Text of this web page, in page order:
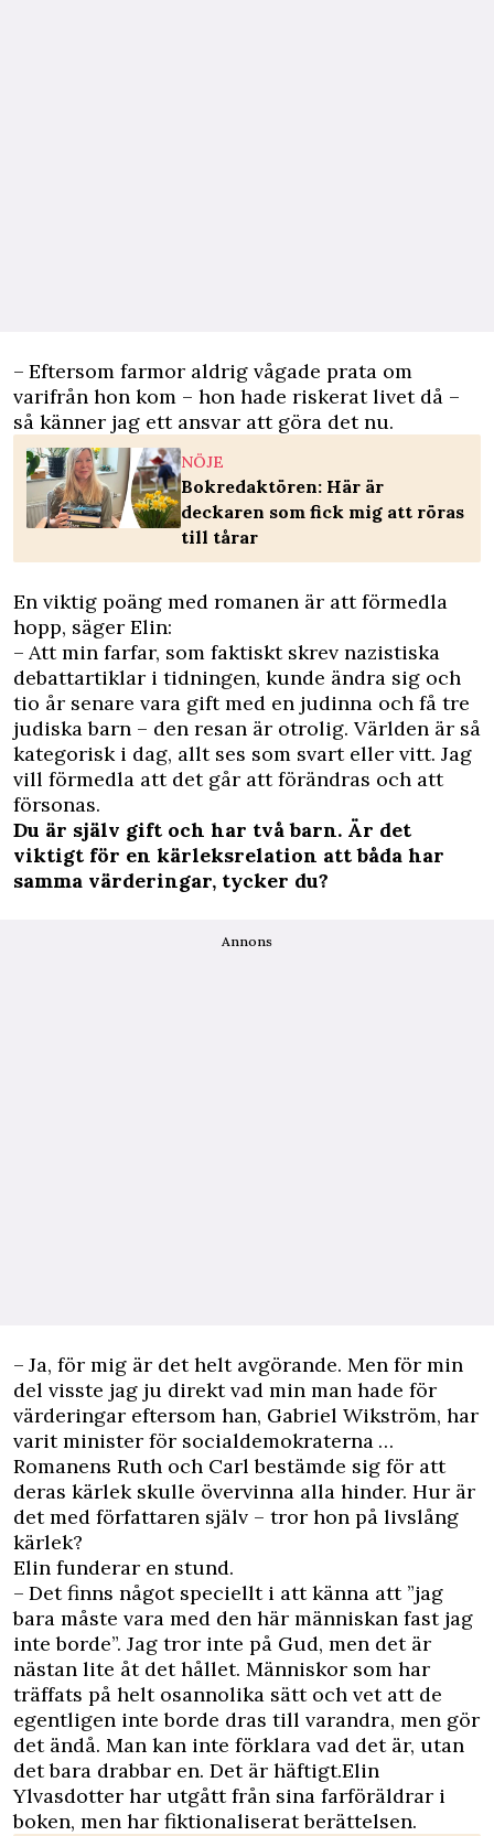
– Eftersom farmor aldrig vågade prata om
varifrån hon kom – hon hade riskerat ­livet då –
så känner jag ett ­ansvar att göra det nu.
NÖJE
Bokredaktören: Här är
deckaren som fick mig att röras
till tårar
En viktig poäng med romanen är att förmedla
hopp, ­säger Elin:
– Att min farfar, som faktiskt skrev nazistiska
debattartiklar i tidningen, kunde ändra sig och
tio år senare vara gift med en judinna och få tre
judiska barn – den ­resan är otrolig. Världen är så
kategorisk i dag, allt ses som svart eller vitt. Jag
vill ­förmedla att det går att förändras och att
försonas.
Du är själv gift och har två barn. Är det
viktigt för en kärleksrelation att båda har
samma värderingar, tycker du?
Annons
– Ja, för mig är det helt avgörande. Men för min
del ­visste jag ju direkt vad min man hade för
värderingar ­eftersom han, Gabriel Wikström, har
varit minister för socialdemokraterna …
Romanens Ruth och Carl bestämde sig för att
deras kärlek skulle övervinna alla hinder. Hur är
det med författaren själv – tror hon på livslång
kärlek?
Elin funderar en stund.
– Det finns något speciellt i att känna att ”jag
bara ­måste vara med den här människan fast jag
inte borde”. Jag tror inte på Gud, men det är
nästan lite åt det hållet. Människor som har
träffats på helt osannolika sätt och vet att de
egentligen inte borde dras till varandra, men gör
det ändå. Man kan inte förklara vad det är, utan
det bara drabbar en. Det är häftigt.Elin
Ylvasdotter har utgått från sina farföräldrar i
boken, men har fiktionaliserat berättelsen.